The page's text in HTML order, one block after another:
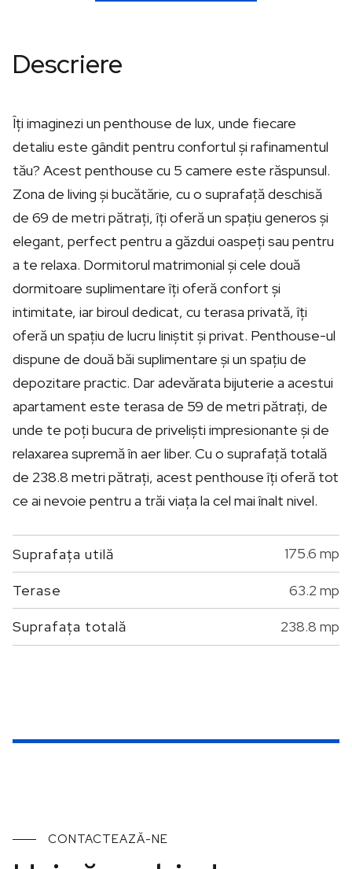
Descriere
Îți imaginezi un penthouse de lux, unde fiecare
detaliu este gândit pentru confortul și rafinamentul
tău? Acest penthouse cu 5 camere este răspunsul.
Zona de living și bucătărie, cu o suprafață deschisă
de 69 de metri pătrați, îți oferă un spațiu generos și
elegant, perfect pentru a găzdui oaspeți sau pentru
a te relaxa. Dormitorul matrimonial și cele două
dormitoare suplimentare îți oferă confort și
intimitate, iar biroul dedicat, cu terasa privată, îți
oferă un spațiu de lucru liniștit și privat. Penthouse-ul
dispune de două băi suplimentare și un spațiu de
depozitare practic. Dar adevărata bijuterie a acestui
apartament este terasa de 59 de metri pătrați, de
unde te poți bucura de priveliști impresionante și de
relaxarea supremă în aer liber. Cu o suprafață totală
de 238.8 metri pătrați, acest penthouse îți oferă tot
ce ai nevoie pentru a trăi viața la cel mai înalt nivel.
Suprafața utilă 175.6 mp
Terase 63.2 mp
Suprafața totală 238.8 mp
CONTACTEAZĂ-NE